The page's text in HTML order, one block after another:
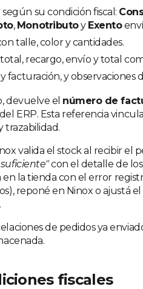
su condición fiscal:
, Monotributoy Exento
talle, color y cantidades.
recargo, envío y total
facturación, y observaciones
devuelve el número de
ERP. Esta referencia
trazabilidad.
valida el stock al recibir el
con el detalle de
la tienda con el error
reponé en Ninox o ajustá
de pedidos ya
fiscales